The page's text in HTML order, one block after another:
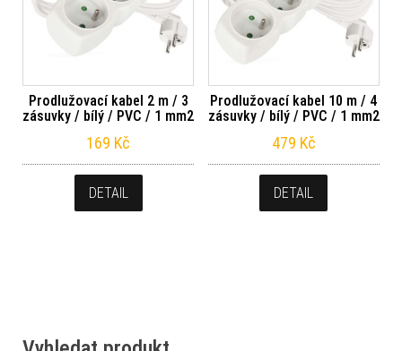
Prodlužovací kabel 2 m / 3
zásuvky / bílý / PVC / 1 mm2
169 Kč
DETAIL
Prodlužovací kabel 10 m / 4
zásuvky / bílý / PVC / 1 mm2
479 Kč
DETAIL